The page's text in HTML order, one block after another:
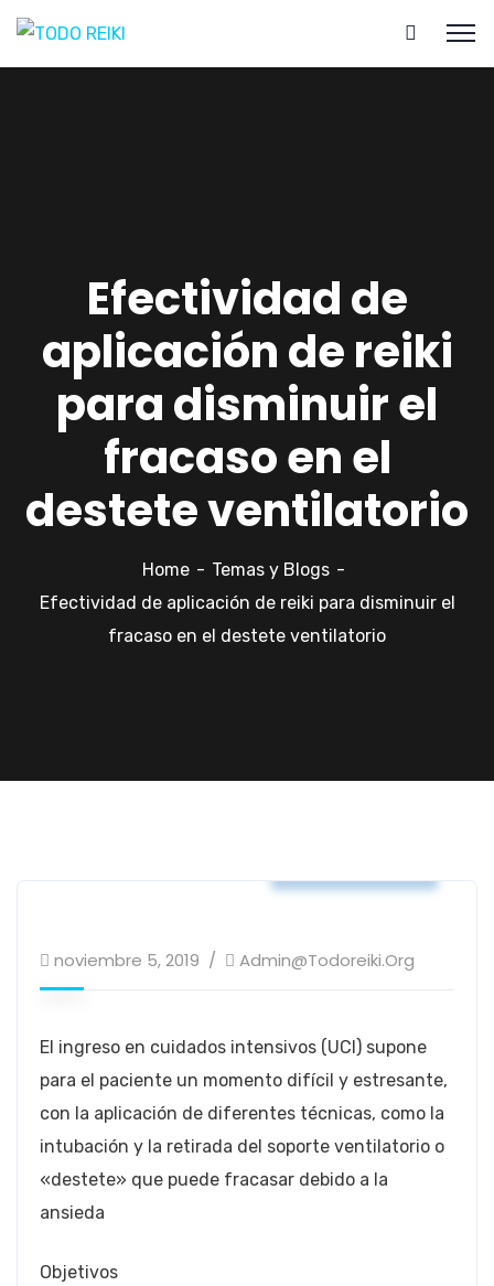
Efectividad de
aplicación de reiki
para disminuir el
fracaso en el
destete ventilatorio
Home
Temas y Blogs
Efectividad de aplicación de reiki para disminuir el
fracaso en el destete ventilatorio
noviembre 5, 2019 Admin@todoreiki.org
El ingreso en cuidados intensivos (UCI) supone
para el paciente un momento difícil y estresante,
con la aplicación de diferentes técnicas, como la
intubación y la retirada del soporte ventilatorio o
«destete» que puede fracasar debido a la
ansieda
Objetivos